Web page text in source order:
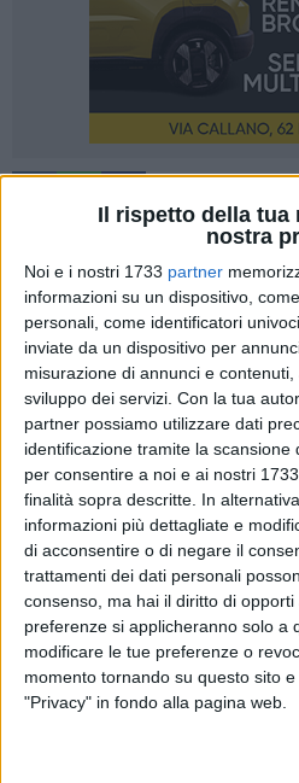
Il rispetto della tua
nostra
Noi e i nostri 1733 partner
informazioni su un dispositivo,
personali, come identificatori
inviate da un dispositivo per
misurazione di annunci e
sviluppo dei servizi. Con la tua
partner possiamo utilizzare dati
identificazione tramite la scansione
per consentire a noi e ai nostri
finalità sopra descritte. In
informazioni più dettagliate e
di acconsentire o di negare il
trattamenti dei dati personali
consenso, ma hai il diritto di
preferenze si applicheranno solo a
modificare le tue preferenze o
momento tornando su questo sito
"Privacy" in fondo alla pagina web.
Una mattinata entusiasmante
dell'istituto"Musti-Dimiccoli"di
della condivisione. Un'ampia
appartenenti alle classi terze,
primaria e prime e seconde della
grado, accompagnati dalle
scolastico, la prof.ssa Loretta
sindaco di BarlettaCosimo
Città.
Un incontro in cui i giovani
cittadino le opere da loro
animali, anche una riproduzione